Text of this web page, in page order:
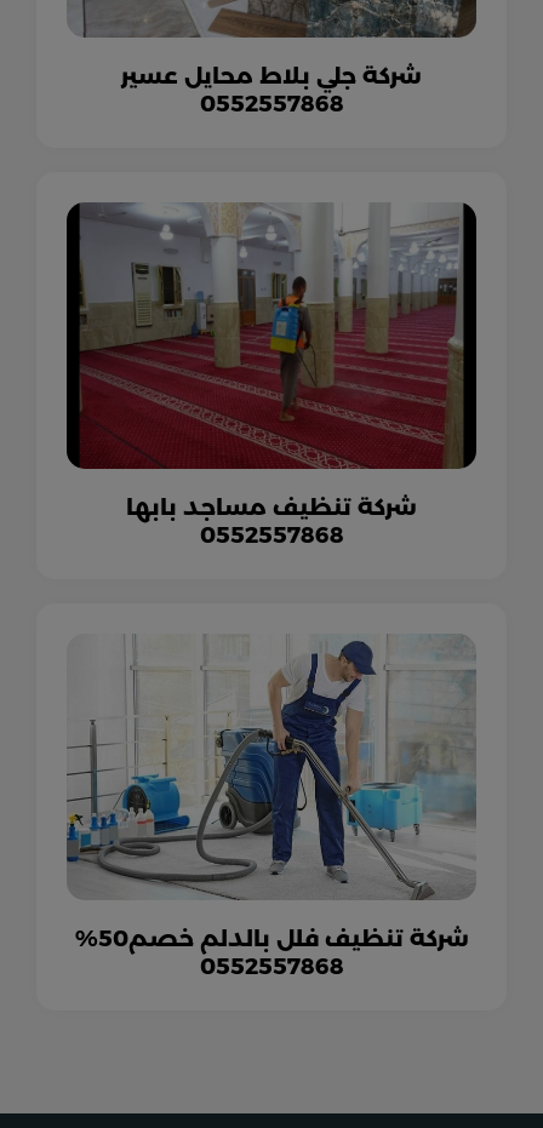
شركة جلي بلاط محايل عسير
0552557868
شركة تنظيف مساجد بابها
0552557868
شركة تنظيف فلل بالدلم خصم50%
0552557868